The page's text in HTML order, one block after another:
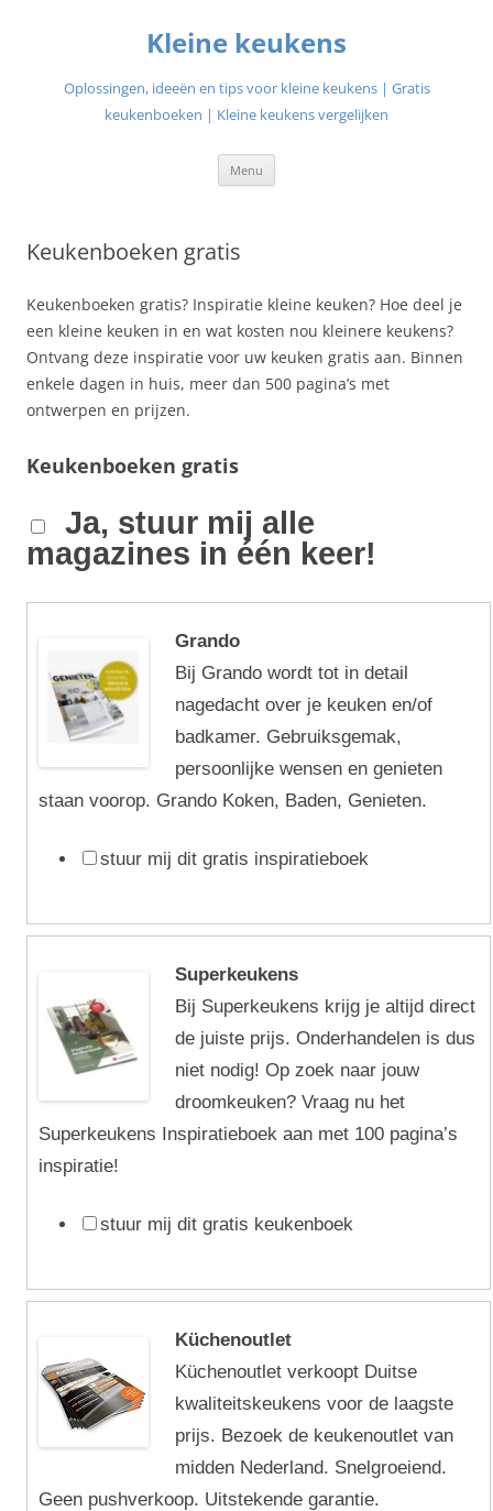
Kleine keukens
Oplossingen, ideeën en tips voor kleine keukens | Gratis
keukenboeken | Kleine keukens vergelijken
Menu
Keukenboeken gratis
Keukenboeken gratis? Inspiratie kleine keuken? Hoe deel je
een kleine keuken in en wat kosten nou kleinere keukens?
Ontvang deze inspiratie voor uw keuken gratis aan. Binnen
enkele dagen in huis, meer dan 500 pagina’s met
ontwerpen en prijzen.
Keukenboeken gratis
Ja, stuur mij alle
magazines in één keer!
Grando
Bij Grando wordt tot in detail
nagedacht over je keuken en/of
badkamer. Gebruiksgemak,
persoonlijke wensen en genieten
staan voorop. Grando Koken, Baden, Genieten.
stuur mij dit gratis inspiratieboek
Superkeukens
Bij Superkeukens krijg je altijd direct
de juiste prijs. Onderhandelen is dus
niet nodig! Op zoek naar jouw
droomkeuken? Vraag nu het
Superkeukens Inspiratieboek aan met 100 pagina’s
inspiratie!
stuur mij dit gratis keukenboek
Küchenoutlet
Küchenoutlet verkoopt Duitse
kwaliteitskeukens voor de laagste
prijs. Bezoek de keukenoutlet van
midden Nederland. Snelgroeiend.
Geen pushverkoop. Uitstekende garantie.